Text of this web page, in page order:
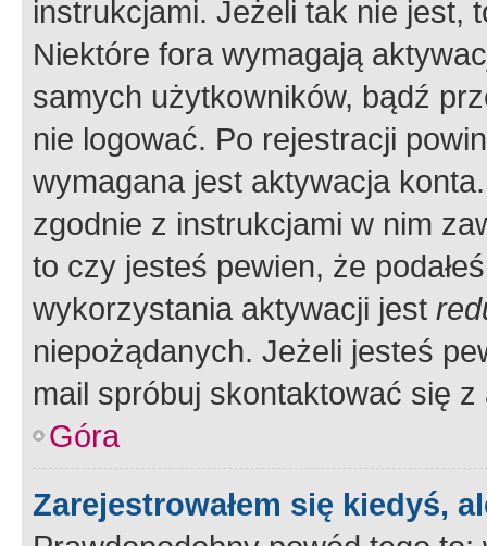
instrukcjami. Jeżeli tak nie jest,
Niektóre fora wymagają
samych użytkowników, bądź
nie logować. Po rejestracji
wymagana jest aktywacja
zgodnie z instrukcjami w nim
to czy jesteś pewien, że
wykorzystania aktywacji jest
niepożądanych. Jeżeli jesteś
mail spróbuj skontaktować się
Góra
Zarejestrowałem się kiedyś,